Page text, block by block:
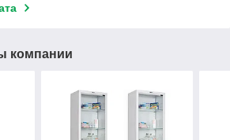
компании